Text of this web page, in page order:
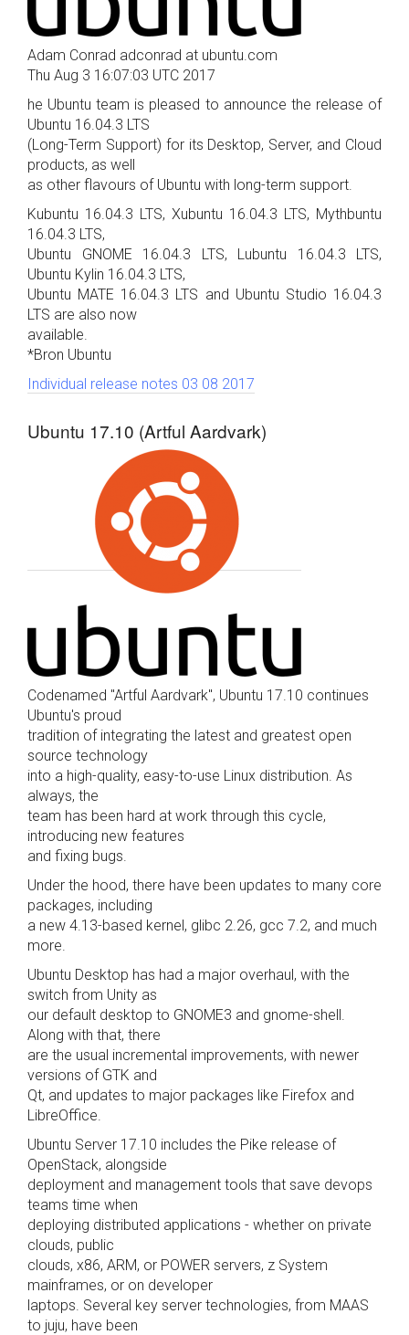
Adam Conrad adconrad at ubuntu.com
Thu Aug 3 16:07:03 UTC 2017
he Ubuntu team is pleased to announce the release of
Ubuntu 16.04.3 LTS
(Long-Term Support) for its Desktop, Server, and Cloud
products, as well
as other flavours of Ubuntu with long-term support.
Kubuntu 16.04.3 LTS, Xubuntu 16.04.3 LTS, Mythbuntu
16.04.3 LTS,
Ubuntu GNOME 16.04.3 LTS, Lubuntu 16.04.3 LTS,
Ubuntu Kylin 16.04.3 LTS,
Ubuntu MATE 16.04.3 LTS and Ubuntu Studio 16.04.3
LTS are also now
available.
*Bron Ubuntu
Individual release notes 03 08 2017
Ubuntu 17.10 (Artful Aardvark)
Codenamed "Artful Aardvark", Ubuntu 17.10 continues
Ubuntu's proud
tradition of integrating the latest and greatest open
source technology
into a high-quality, easy-to-use Linux distribution. As
always, the
team has been hard at work through this cycle,
introducing new features
and fixing bugs.
Under the hood, there have been updates to many core
packages, including
a new 4.13-based kernel, glibc 2.26, gcc 7.2, and much
more.
Ubuntu Desktop has had a major overhaul, with the
switch from Unity as
our default desktop to GNOME3 and gnome-shell.
Along with that, there
are the usual incremental improvements, with newer
versions of GTK and
Qt, and updates to major packages like Firefox and
LibreOffice.
Ubuntu Server 17.10 includes the Pike release of
OpenStack, alongside
deployment and management tools that save devops
teams time when
deploying distributed applications - whether on private
clouds, public
clouds, x86, ARM, or POWER servers, z System
mainframes, or on developer
laptops. Several key server technologies, from MAAS
to juju, have been